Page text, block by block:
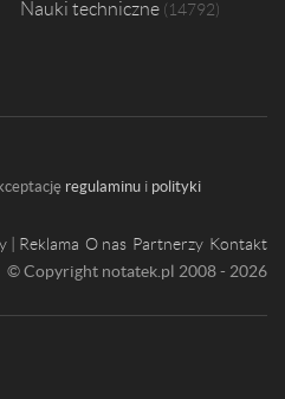
Nauki techniczne 14792
regulaminu i polityki
| Reklama O nas Partnerzy Kontakt
© Copyright notatek.pl 2008 - 2026